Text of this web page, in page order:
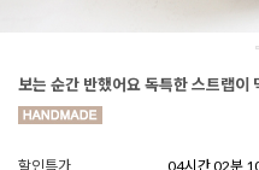
보는 순간 반했어요 독특한 스트랩이
할인특가
04시간 02분